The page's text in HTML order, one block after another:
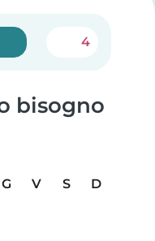
4
bisogno
G V S
D